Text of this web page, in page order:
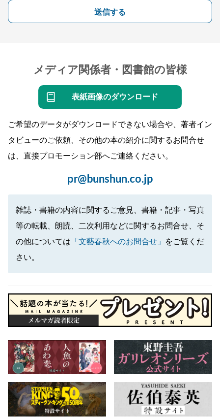
送信する
メディア関係者・図書館の皆様
表紙画像のダウンロード
ご希望のデータがダウンロードできない場合や、著者イン
タビューのご依頼、その他の本の紹介に関するお問合せ
は、直接プロモーション部へご連絡ください。
pr@bunshun.co.jp
雑誌・書籍の内容に関するご意見、書籍・記事・写真
等の転載、朗読、二次利用などに関するお問合せ、そ
の他については 「文藝春秋へのお問合せ」
をご覧くだ
さい。